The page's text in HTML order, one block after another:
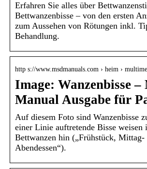
Erfahren Sie alles über
Bettwanzenbisse – von den ersten
zum Aussehen von Rötungen inkl.
Behandlung.
http s://www.msdmanuals.com › heim ›
Image: Wanzenbisse –
Manual Ausgabe für
Auf diesem Foto sind Wanzenbisse
einer Linie auftretende Bisse weisen
Bettwanzen hin („Frühstück, Mittag-
Abendessen“).